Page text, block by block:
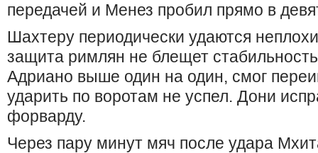
передачей и Менез пробил прямо в
Шахтеру периодически удаются
защита римлян не блещет
Адриано выше один на один, смог
ударить по воротам не успел. Дони
форварду.
Через пару минут мяч после удара